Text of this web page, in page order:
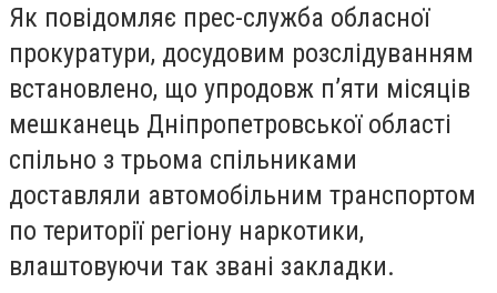
Як повідомляє прес-служба обласної
прокуратури, досудовим розслідуванням
встановлено, що упродовж п’яти місяців
мешканець Дніпропетровської області
спільно з трьома спільниками
доставляли автомобільним транспортом
по території регіону наркотики,
влаштовуючи так звані закладки.